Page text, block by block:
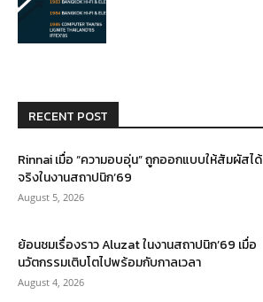
RECENT POST
Rinnai เมื่อ “ความอบอุ่น” ถูกออกแบบให้สัมผัสได้
จริงในงานสถาปนิก’69
August 5, 2026
ย้อนชมเรื่องราว Aluzat ในงานสถาปนิก’69 เมื่อ
นวัตกรรมเติบโตไปพร้อมกับกาลเวลา
August 4, 2026